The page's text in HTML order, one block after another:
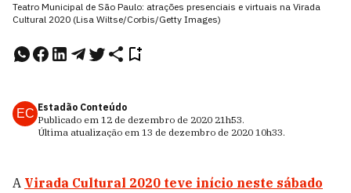
Teatro Municipal de São Paulo: atrações presenciais e virtuais na Virada
Cultural 2020 (Lisa Wiltse/Corbis/Getty Images)
EC Estadão Conteúdo
Publicado em 12 de dezembro de 2020 21h53.
Última atualização em 13 de dezembro de 2020 10h33.
A Virada Cultural 2020 teve início neste sábado